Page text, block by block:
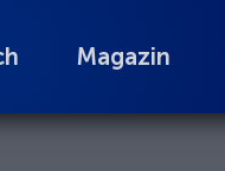
Magazin